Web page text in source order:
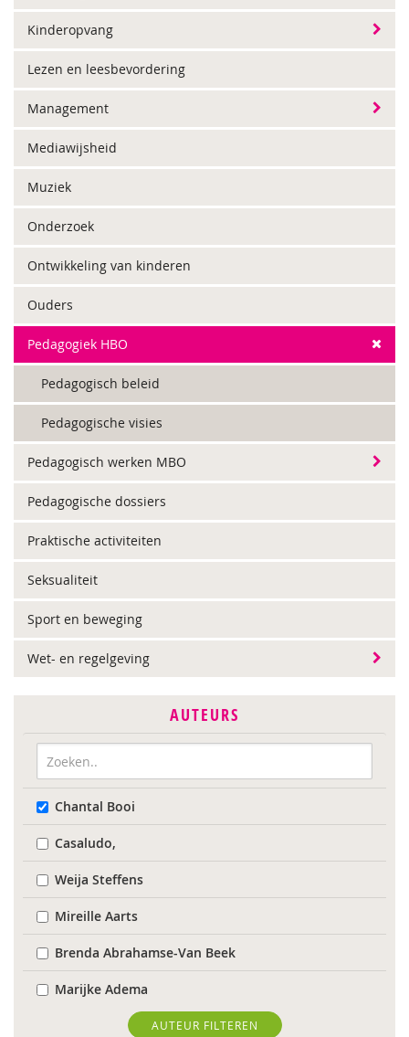
Kinderopvang
Lezen en leesbevordering
Management
Mediawijsheid
Muziek
Onderzoek
Ontwikkeling van kinderen
Ouders
Pedagogiek HBO
Pedagogisch beleid
Pedagogische visies
Pedagogisch werken MBO
Pedagogische dossiers
Praktische activiteiten
Seksualiteit
Sport en beweging
Wet- en regelgeving
AUTEURS
Chantal Booi
Casaludo,
Weija Steffens
Mireille Aarts
Brenda Abrahamse-Van Beek
Marijke Adema
Chantal Ariens AUTEUR FILTEREN